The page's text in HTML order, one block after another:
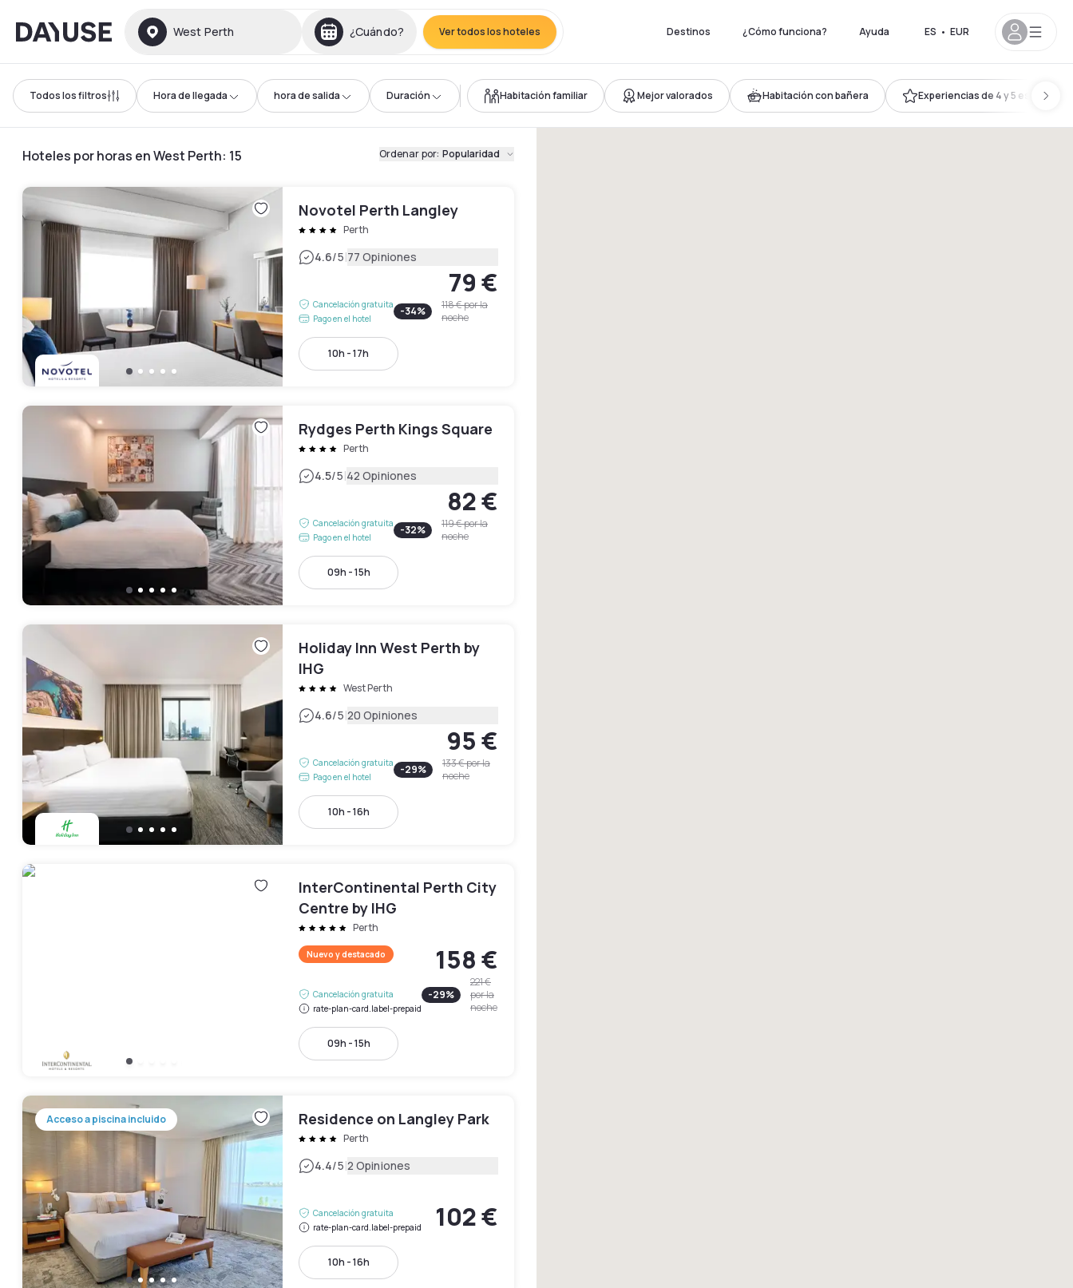
Dayuse West Perth ¿Cuándo? Ver todos los hoteles Destinos ¿Cómo funciona? Ayuda ES • EUR
Todos los filtros Hora de llegada hora de salida Duración Habitación familiar Mejor valorados Habitación con bañera Experiencias de 4 y 5 estrellas
Hoteles por horas en West Perth: 15 Ordenar por: Popularidad
Novotel Perth Langley
Perth
4.6/5|77 Opiniones
Cancelación gratuita
Pago en el hotel
79 €
-34% 118 €por la
noche
10h - 17h
Rydges Perth Kings Square
Perth
4.5/5|42 Opiniones
Cancelación gratuita
Pago en el hotel
82 €
-32% 119 €por la
noche
09h - 15h
Holiday Inn West Perth by
IHG
West Perth
4.6/5|20 Opiniones
Cancelación gratuita
Pago en el hotel
95 €
-29% 133 €por la
noche
10h - 16h
InterContinental Perth City
Centre by IHG
Perth
Nuevo y destacado
Cancelación gratuita
rate-plan-card.label-prepaid
158 €
-29%
221 €
por la
noche
09h - 15h
Acceso a piscina incluido Residence on Langley Park
Perth
4.4/5|2 Opiniones
Cancelación gratuita
rate-plan-card.label-prepaid
102 €
10h - 16h